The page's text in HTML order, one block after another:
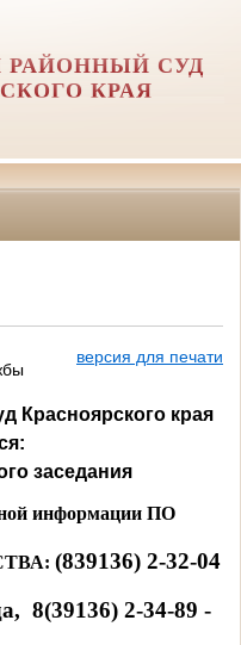
РАЙОННЫЙ СУД
КРАЯ
версия для печати
Красноярского края
заседания
информации ПО
(839136) 2-32-04
8(39136) 2-34-89 -